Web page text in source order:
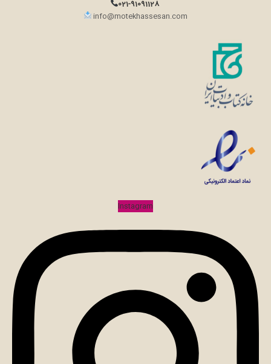
021-91091128
info@motekhassesan.com
Instagram